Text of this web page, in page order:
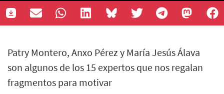
Patry Montero, Anxo Pérez y María Jesús Álava
son algunos de los 15 expertos que nos regalan
fragmentos para motivar